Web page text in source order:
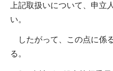
上記取扱いについて、申立
い。
したがって、この点に係
る。